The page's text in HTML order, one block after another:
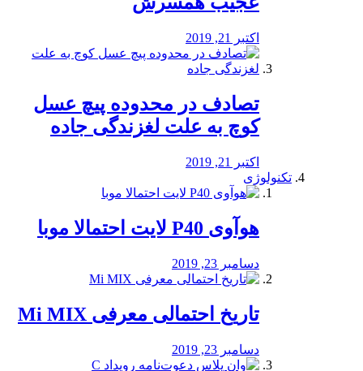
اکتبر 21, 2019
تصادف در محدوده پیچ عسل
کوچ به علت لغزندگی جاده
اکتبر 21, 2019
تکنولوژی
هوآوی P40 لایت احتمالا موبا
دسامبر 23, 2019
تاریخ احتمالی معرفی Mi MIX
دسامبر 23, 2019